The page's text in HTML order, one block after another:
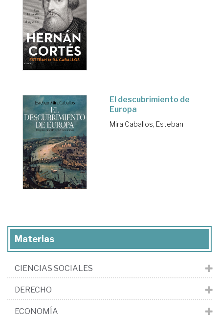
El descubrimiento de
Europa
Mira Caballos, Esteban
Materias
CIENCIAS SOCIALES
DERECHO
ECONOMÍA